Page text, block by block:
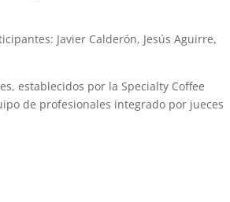
Javier Calderón, Jesús Aguirre,
establecidos por la Specialty Coffee
de profesionales integrado por jueces